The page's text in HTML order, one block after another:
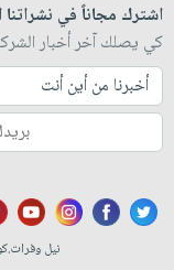
اشترك مجاناً في نشراتنا
كي يصلك آخر أخبار
نيل وفرات.كوم 1998 - 2026. كافة الحقوق